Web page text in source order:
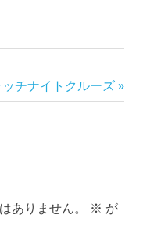
チナイトクルーズ
ありません。 ※ が